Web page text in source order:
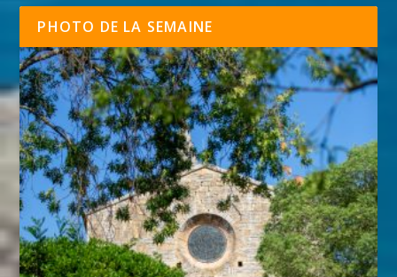
PHOTO DE LA SEMAINE